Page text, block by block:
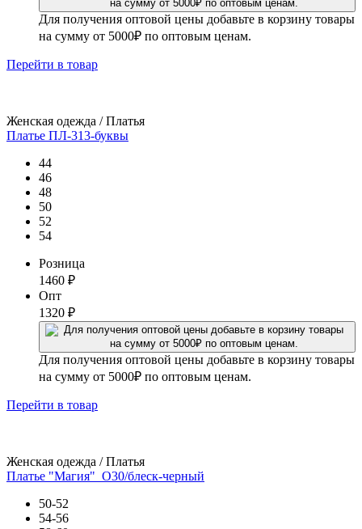
Для получения оптовой цены добавьте в корзину товары
на сумму от 5000₽ по оптовым ценам.
Перейти в товар
Женская одежда / Платья
Платье ПЛ-313-буквы
44
46
48
50
52
54
Розница
1460 ₽
Опт
1320 ₽
Для получения оптовой цены добавьте в корзину товары
на сумму от 5000₽ по оптовым ценам.
Перейти в товар
Женская одежда / Платья
Платье "Магия"_О30/блеск-черный
50-52
54-56